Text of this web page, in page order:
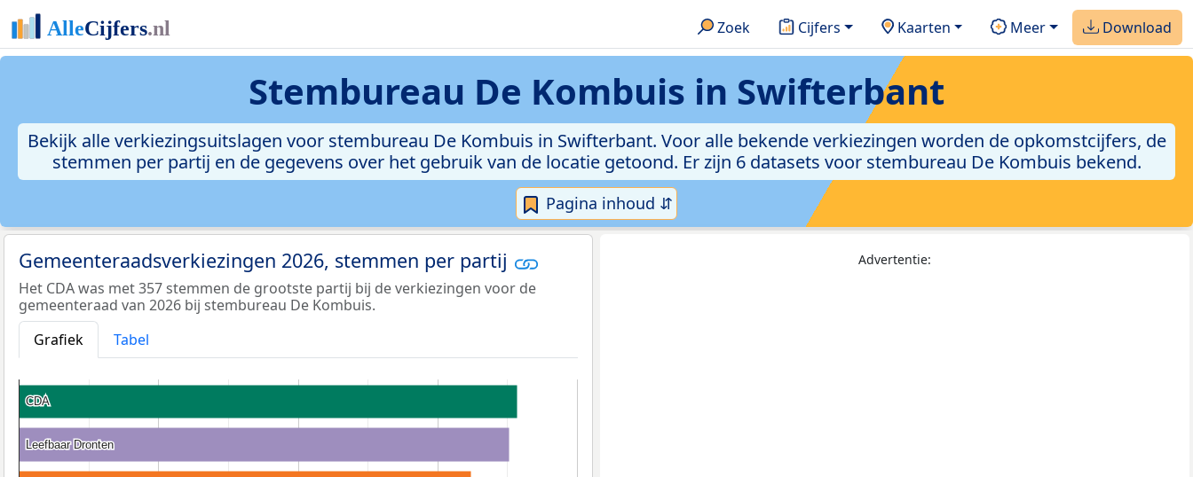
Zoek Cijfers Kaarten Meer Download
Stembureau De Kombuis in Swifterbant
Bekijk alle verkiezingsuitslagen voor stembureau De Kombuis in Swifterbant. Voor alle bekende verkiezingen worden de opkomstcijfers, de
stemmen per partij en de gegevens over het gebruik van de locatie getoond. Er zijn 6 datasets voor stembureau De Kombuis bekend.
Pagina inhoud ⇵
Gemeenteraadsverkiezingen 2026, stemmen per partij
Het CDA was met 357 stemmen de grootste partij bij de verkiezingen voor de
gemeenteraad van 2026 bij stembureau De Kombuis.
Grafiek
Tabel
CDA
CDA
Leefbaar Dronten
Leefbaar Dronten
Advertentie: